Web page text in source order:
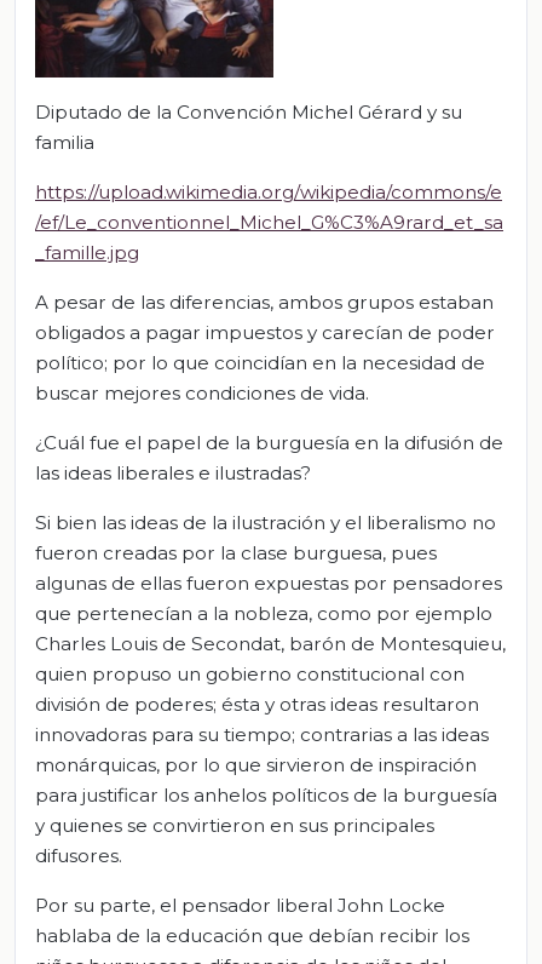
Diputado de la Convención Michel Gérard y su
familia
https://upload.wikimedia.org/wikipedia/commons/e
/ef/Le_conventionnel_Michel_G%C3%A9rard_et_sa
_famille.jpg
A pesar de las diferencias, ambos grupos estaban
obligados a pagar impuestos y carecían de poder
político; por lo que coincidían en la necesidad de
buscar mejores condiciones de vida.
¿Cuál fue el papel de la burguesía en la difusión de
las ideas liberales e ilustradas?
Si bien las ideas de la ilustración y el liberalismo no
fueron creadas por la clase burguesa, pues
algunas de ellas fueron expuestas por pensadores
que pertenecían a la nobleza, como por ejemplo
Charles Louis de Secondat, barón de Montesquieu,
quien propuso un gobierno constitucional con
división de poderes; ésta y otras ideas resultaron
innovadoras para su tiempo; contrarias a las ideas
monárquicas, por lo que sirvieron de inspiración
para justificar los anhelos políticos de la burguesía
y quienes se convirtieron en sus principales
difusores.
Por su parte, el pensador liberal John Locke
hablaba de la educación que debían recibir los